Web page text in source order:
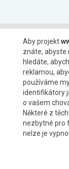
Aby projekt
znáte, abyste
hledáte,
reklamou,
používáme
identifikátory
o vašem
Některé z
nezbytné pro
nelze je